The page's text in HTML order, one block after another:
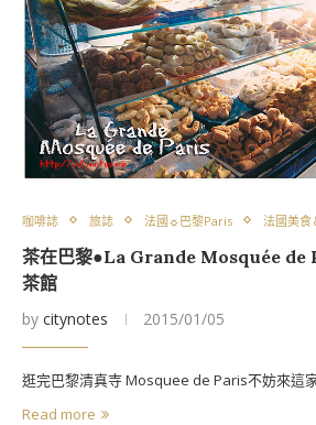
咖啡誌 旅誌 法國☼巴黎Paris 法國美食
茶在巴黎●La Grande Mosquée de
茶館
by citynotes 2015/01/05
逛完巴黎清真寺 Mosquee de Paris不妨來這
Read more